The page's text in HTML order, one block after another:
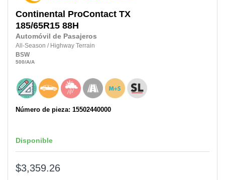
Continental ProContact TX
185/65R15 88H
Automóvil de Pasajeros
All-Season / Highway Terrain
BSW
500/A/A
Número de pieza: 15502440000
Disponible
$3,359.26